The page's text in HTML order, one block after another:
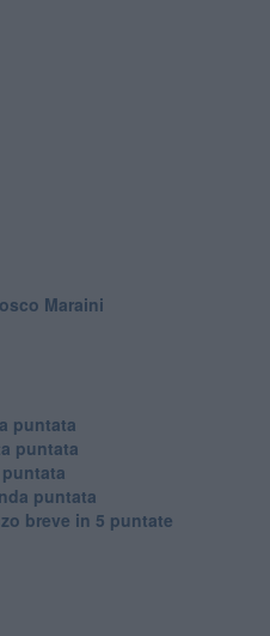
Maraini
puntata
puntata
puntata
puntata
breve in 5 puntate